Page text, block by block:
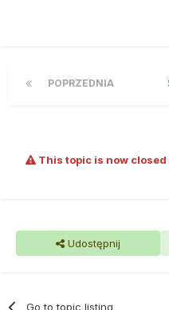
POPRZEDNIA
This topic is now
Udostępnij
Go to topic listing